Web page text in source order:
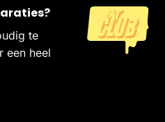
te
een heel